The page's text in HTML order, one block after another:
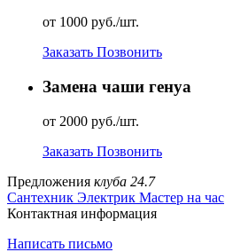
от 1000 руб./шт.
Заказать Позвонить
Замена чаши генуа
от 2000 руб./шт.
Заказать Позвонить
Предложения клуба 24.7
Сантехник Электрик Мастер на час
Контактная информация
Написать письмо